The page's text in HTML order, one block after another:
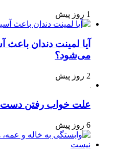
1 روز پیش
آیا لمینت دندان
می‌شود؟
2 روز پیش
علت خواب رفتن
6 روز پیش